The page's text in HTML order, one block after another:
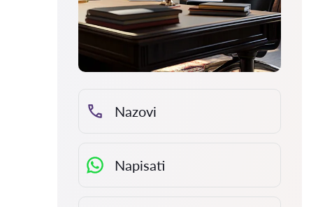
Nazovi
Napisati